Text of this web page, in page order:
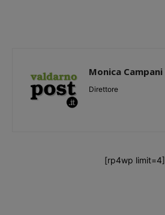
Monica Campani
Direttore
[rp4wp limit=4]